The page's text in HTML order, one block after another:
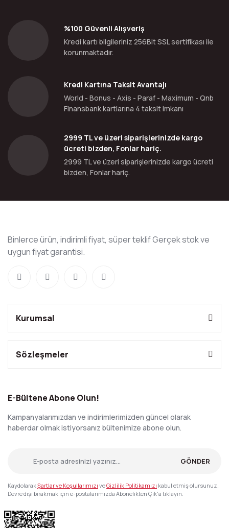
%100 Güvenli Alışveriş
Kredi kartı bilgileriniz 256Bit SSL sertifikası ile
korunmaktadır.
Kredi Kartına Taksit Avantajı
World - Bonus - Axis - Paraf - Maximum - Qnb
Finansbank kartlarına 4 taksit imkanı
2999 TL ve üzeri siparişlerinizde kargo
ücreti bizden, Fonlar hariç.
2999 TL ve üzeri siparişlerinizde kargo ücreti
bizden, Fonlar hariç.
Binlerce ürün, indirimli fiyat, süper teklif Gerçek stok ve
uygun fiyat garantisi.
Kurumsal
Sözleşmeler
E-Bültene Abone Olun!
Kampanyalarımızdan ve indirimlerimizden güncel olarak
haberdar olmak istiyorsanız bültenimize abone olun.
GÖNDER
KaydolarakŞartlar ve Koşullarımızı veGizlilik Politikamızı kabul etmiş olursunuz.
Devre dışı bırakmak için e-postalarımızda Abonelikten Çık'a tıklayın.